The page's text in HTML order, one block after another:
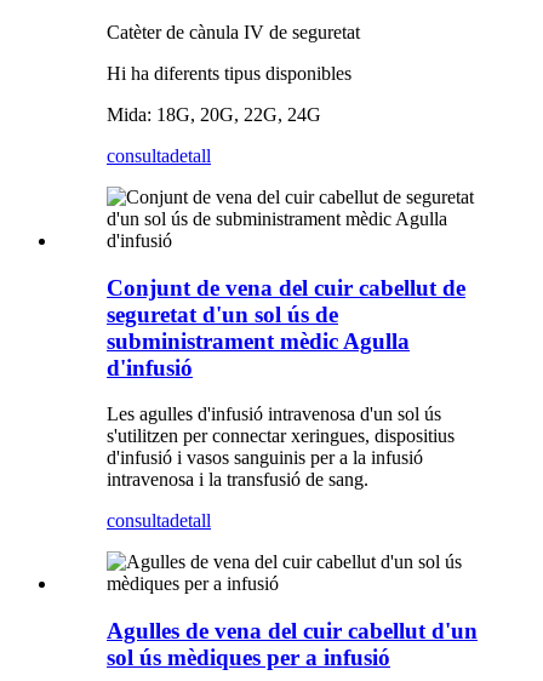
Catèter de cànula IV de seguretat
Hi ha diferents tipus disponibles
Mida: 18G, 20G, 22G, 24G
consultadetall
Conjunt de vena del cuir cabellut de
seguretat d'un sol ús de
subministrament mèdic Agulla
d'infusió
Les agulles d'infusió intravenosa d'un sol ús
s'utilitzen per connectar xeringues, dispositius
d'infusió i vasos sanguinis per a la infusió
intravenosa i la transfusió de sang.
consultadetall
Agulles de vena del cuir cabellut d'un
sol ús mèdiques per a infusió